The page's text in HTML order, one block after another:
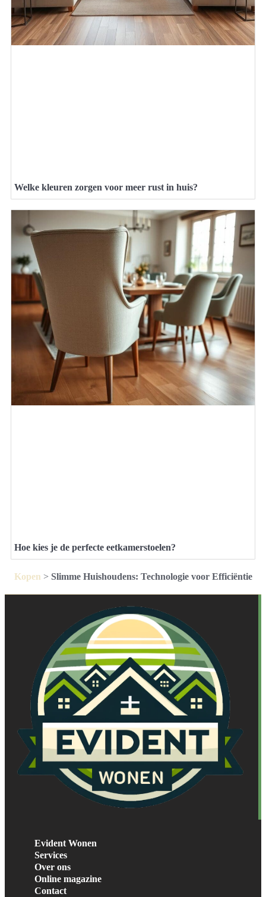
Welke kleuren zorgen voor meer rust in huis?
Hoe kies je de perfecte eetkamerstoelen?
Kopen > Slimme Huishoudens: Technologie voor Efficiëntie
Evident Wonen
Services
Over ons
Online magazine
Contact